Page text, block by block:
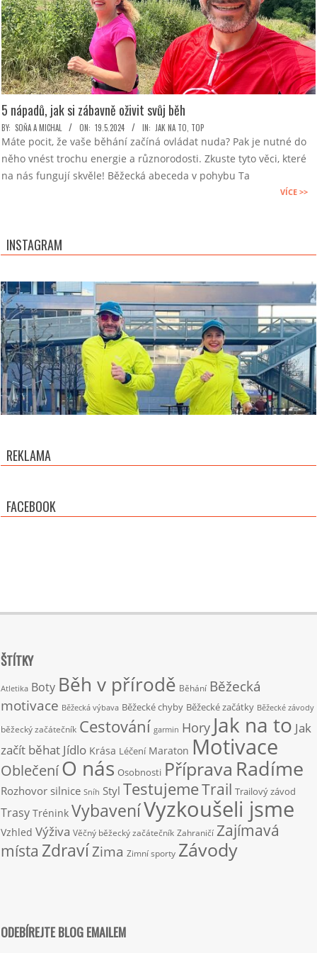
5 nápadů, jak si zábavně oživit svůj běh
2024-
05-
19
BY: SOŇA A MICHAL ON: 19.5.2024 IN: JAK NA TO TOP
Máte pocit, že vaše běhání začíná ovládat nuda? Pak je nutné do
něho vnést trochu energie a různorodosti. Zkuste tyto věci, které
na nás fungují skvěle! Běžecká abeceda v pohybu Ta
VÍCE >>
INSTAGRAM
REKLAMA
FACEBOOK
ŠTÍTKY
Atletika Boty Běh v přírodě Běhání Běžecká
motivace Běžecká výbava Běžecké chyby Běžecké začátky Běžecké závody
běžecký začátečník Cestování garmin Hory Jak na to Jak
začít běhat Jídlo Krása Léčení Maraton Motivace
OblečeníO nás Osobnosti Příprava Radíme
Rozhovor silnice Sníh Styl TestujemeTrail Trailový závod
Trasy Trénink VybaveníVyzkoušeli jsme
Vzhled Výživa Věčný běžecký začátečník Zahraničí Zajímavá
místa ZdravíZima Zimní sporty Závody
ODEBÍREJTE BLOG EMAILEM